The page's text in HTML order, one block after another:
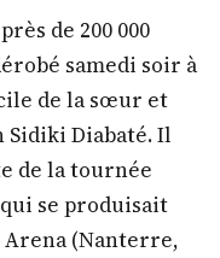
de 200 000
samedi soir à
de la sœur et
Diabaté. Il
de la tournée
se produisait
Arena (Nanterre,